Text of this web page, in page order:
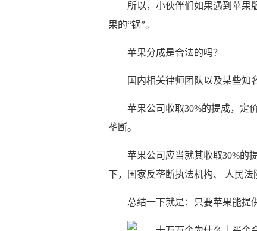
所以，小伙伴们如果遇到苹果
果的“锅”。
苹果分成是合法的吗？
国内相关律师团队以及某些知
苹果公司收取30%的提成，定
垄断。
苹果公司应当就其收取30%的
下，国家反垄断执法机构、 人民法
总结一下就是：只要苹果能提